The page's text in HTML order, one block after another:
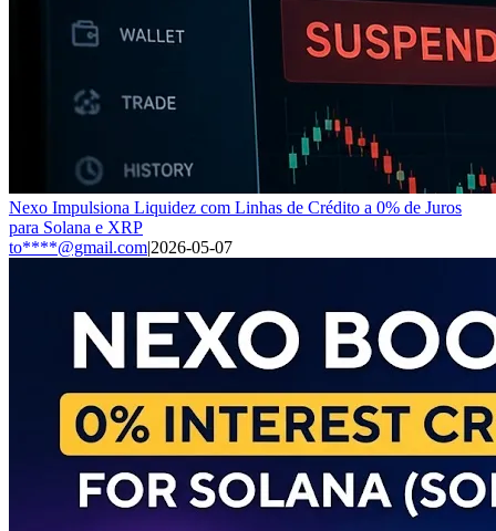
Nexo Impulsiona Liquidez com Linhas de Crédito a 0% de Juros
para Solana e XRP
to****@gmail.com|2026-05-07